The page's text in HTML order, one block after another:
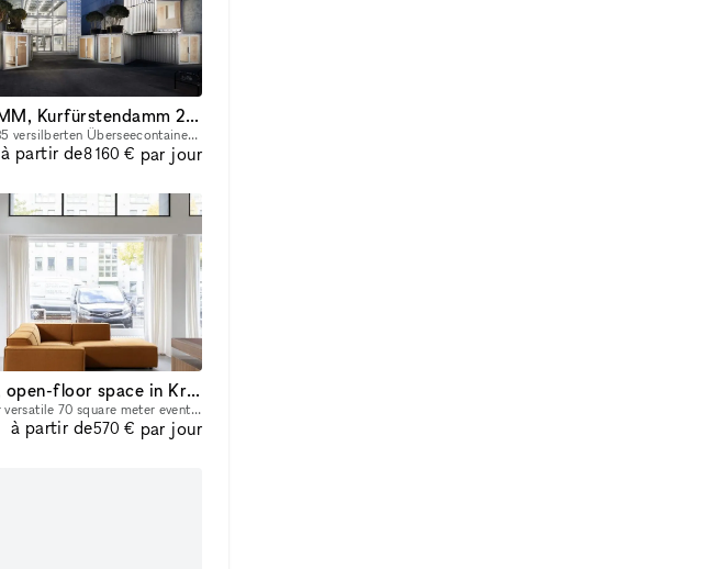
POP KUDAMM, Kurfürstendamm 229, 10719 Berlin
Bestehend aus 35 versilberten Überseecontainern und einer Nutzfläche von 500 qm, geplant und entwickelt in einer Zusammenarbeit mit GRAFT Architects, bietet POP KUDAMM Raum für diverse Nutzungen. Das
à partir de8 160 € par jour
Airy, bright, open-floor space in Kreuzberg (DE & EN)
Welcome to our versatile 70 square meter event space, designed to accommodate a wide range of events and creative projects. Perfect for hosting any type of event or creative project — whether you’r
à partir de570 € par jour